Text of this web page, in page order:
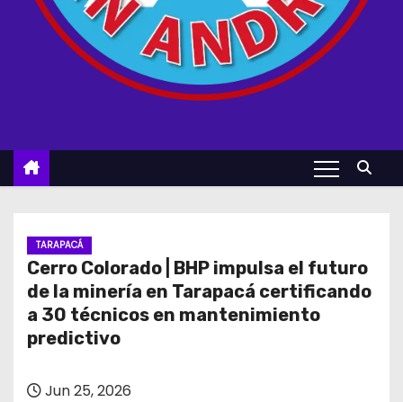
TARAPACÁ
Cerro Colorado | BHP impulsa el futuro
de la minería en Tarapacá certificando
a 30 técnicos en mantenimiento
predictivo
Jun 25, 2026